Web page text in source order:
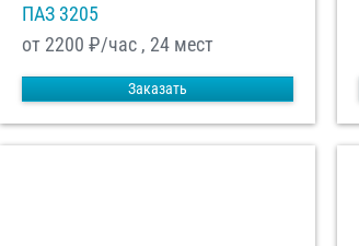
ПАЗ 3205
от 2200 ₽/час , 24 мест
Заказать